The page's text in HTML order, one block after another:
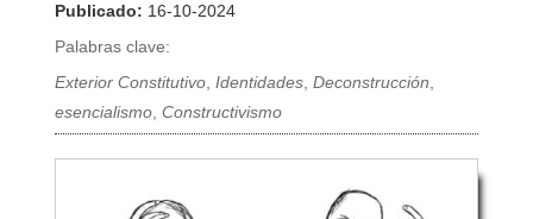
Publicado: 16-10-2024
Palabras clave:
Exterior Constitutivo,Identidades,Deconstrucción,
esencialismo,Constructivismo